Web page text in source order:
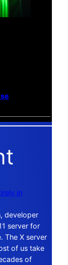
in
developer
server for
The X server
of us take
of